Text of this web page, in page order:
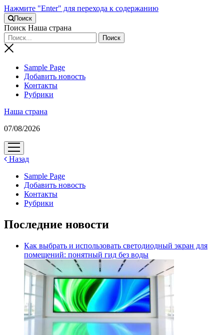
Нажмите "Enter" для перехода к содержанию
Поиск
Поиск Наша страна
Sample Page
Добавить новость
Контакты
Рубрики
Наша страна
07/08/2026
открыть
меню
Назад
Sample Page
Добавить новость
Контакты
Рубрики
Последние новости
Как выбрать и использовать светодиодный экран для
помещений: понятный гид без воды